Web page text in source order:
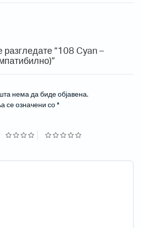
разгледате “108 Cyan –
нема да биде објавена.
се означени со *